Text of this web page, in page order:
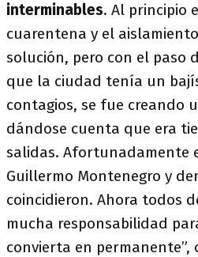
interminables. Al principio
cuarentena y el
solución, pero con el paso
que la ciudad tenía un
contagios, se fue creando
dándose cuenta que era
salidas. Afortunadamente
Guillermo Montenegro y
coincidieron. Ahora todos
mucha responsabilidad
convierta en permanente”,